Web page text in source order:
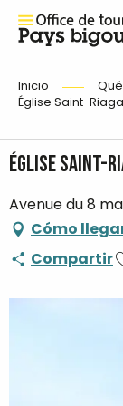
Inicio
Église Saint-
Église Saint-
Avenue du 8
Cómo
Compartir